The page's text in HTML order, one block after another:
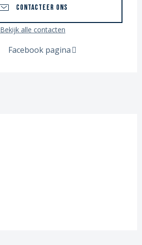
CONTACTEER ONS
Bekijk alle contacten
Facebook pagina